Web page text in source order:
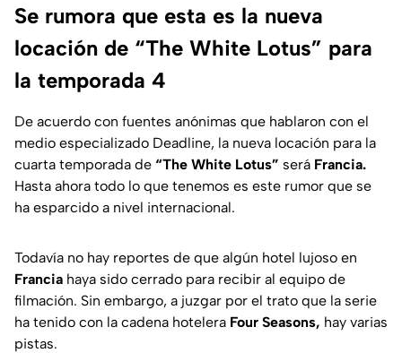
Se rumora que esta es la nueva
locación de “The White Lotus” para
la temporada 4
De acuerdo con fuentes anónimas que hablaron con el
medio especializado Deadline, la nueva locación para la
cuarta temporada de “The White Lotus” será Francia.
Hasta ahora todo lo que tenemos es este rumor que se
ha esparcido a nivel internacional.
Todavía no hay reportes de que algún hotel lujoso en
Francia haya sido cerrado para recibir al equipo de
filmación. Sin embargo, a juzgar por el trato que la serie
ha tenido con la cadena hotelera Four Seasons, hay varias
pistas.